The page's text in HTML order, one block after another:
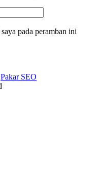
pada peramban ini
Pakar SEO